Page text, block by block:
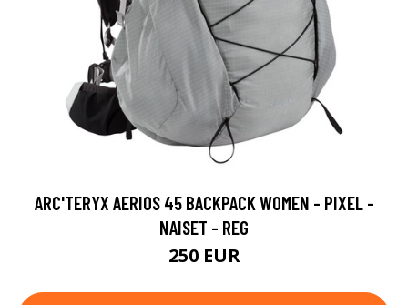
ARC'TERYX AERIOS 45 BACKPACK WOMEN - PIXEL -
NAISET - REG
250 EUR